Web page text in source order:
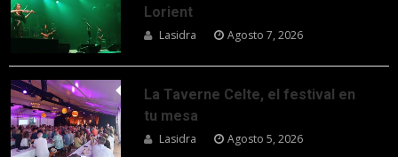
Lorient
Lasidra Agosto 7, 2026
La Taverne Celte, el festival en
tu mesa
Lasidra Agosto 5, 2026